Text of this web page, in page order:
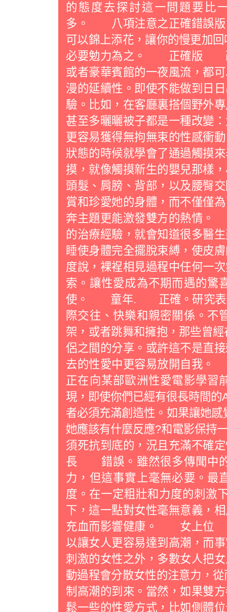
的態度去探討這一問題要比
多。 八項注意之正確錯誤
可以錦上添花，讓你的慢更加
必要勉力為之。 正確版
或者豪華賓館的一夜風流，都
漫的延續性。即使不能做到日
驗。比如，在客廳裏搭個野外
甚至多曬曬被子都是一種改變
更容易獲得無拘無束的性感
狀態的時候就學會了通過觸摸
摸，就像觸摸新生的嬰兒那樣
頭髮、肩膀、背部，以及腰臀
賞和珍愛她的身體，而不僅僅
奔主題更能激發雙方的熱情
的治療經驗，就會知道很多醫
睡使身體完全擺脫束縛，使皮
度說，裸裎相見過程中任何一
索。讓性愛成為不期而遇的驚
使。 童年. 正確。研究表明
際交往、快樂和親密關係。不
架，或者跳舞和擁抱，那些曾
侶之間的分享。或許這不是直
去的性愛中更容易放開自
正在向某部歐洲性愛電影學習
現，即使你們已經有很長時間
者必須充滿創造性。如果讓她感
她應該有什麼反應?和電影保持
須死抗到底的，況且充滿不
長 錯誤。雖然很多傳聞中的
力，但這事實上毫無必要。最
度。在一定粗壯和力度的刺激
下，這一點對女性毫無意義，
充血而影響健康。 女上位
以讓女人更容易達到高潮，而
刺激的女性之外，多數女人把
動過程會分散女性的注意力，
制高潮的到來。當然，如果雙
鬆一些的性愛方式，比如側